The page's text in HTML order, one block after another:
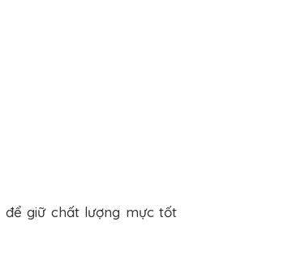
giữ chất lượng mực tốt